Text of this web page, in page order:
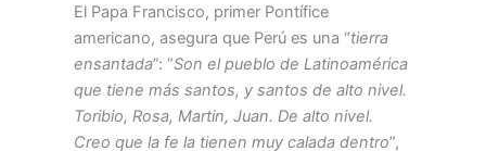
El Papa Francisco, primer Pontífice
americano, asegura que Perú es una “tierra
ensantada”: “Son el pueblo de Latinoamérica
que tiene más santos, y santos de alto nivel.
Toribio, Rosa, Martin, Juan. De alto nivel.
Creo que la fe la tienen muy calada dentro”,